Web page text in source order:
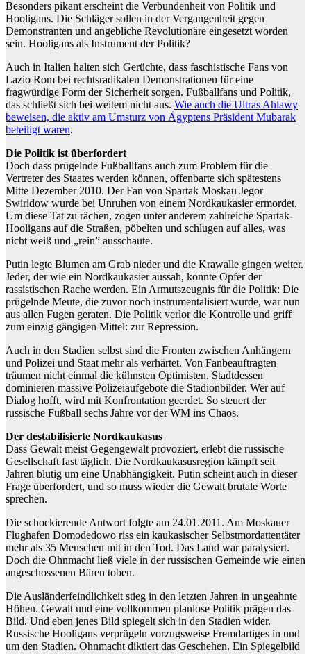
Besonders pikant erscheint die Verbundenheit von Politik und
Hooligans. Die Schläger sollen in der Vergangenheit gegen
Demonstranten und angebliche Revolutionäre eingesetzt worden
sein. Hooligans als Instrument der Politik?
Auch in Italien halten sich Gerüchte, dass faschistische Fans von
Lazio Rom bei rechtsradikalen Demonstrationen für eine
fragwürdige Form der Sicherheit sorgen. Fußballfans und Politik,
das schließt sich bei weitem nicht aus. Wie auch die Ultras Ahlawy
beweisen, die aktiv am Umsturz von Ägyptens Präsident Mubarak
beteiligt waren.
Die Politik ist überfordert
Doch dass prügelnde Fußballfans auch zum Problem für die
Vertreter des Staates werden können, offenbarte sich spätestens
Mitte Dezember 2010. Der Fan von Spartak Moskau Jegor
Swiridow wurde bei Unruhen von einem Nordkaukasier ermordet.
Um diese Tat zu rächen, zogen unter anderem zahlreiche Spartak-
Hooligans auf die Straßen, pöbelten und schlugen auf alles, was
nicht weiß und „rein” ausschaute.
Putin legte Blumen am Grab nieder und die Krawalle gingen weiter.
Jeder, der wie ein Nordkaukasier aussah, konnte Opfer der
rassistischen Rache werden. Ein Armutszeugnis für die Politik: Die
prügelnde Meute, die zuvor noch instrumentalisiert wurde, war nun
aus allen Fugen geraten. Die Politik verlor die Kontrolle und griff
zum einzig gängigen Mittel: zur Repression.
Auch in den Stadien selbst sind die Fronten zwischen Anhängern
und Polizei und Staat mehr als verhärtet. Von Fanbeauftragten
träumen nicht einmal die kühnsten Optimisten. Stadtdessen
dominieren massive Polizeiaufgebote die Stadionbilder. Wer auf
Dialog hofft, wird mit Konfrontation geerdet. So steuert der
russische Fußball sechs Jahre vor der WM ins Chaos.
Der destabilisierte Nordkaukasus
Dass Gewalt meist Gegengewalt provoziert, erlebt die russische
Gesellschaft fast täglich. Die Nordkaukasusregion kämpft seit
Jahren blutig um eine Unabhängigkeit. Putin scheint auch in dieser
Frage überfordert, und so muss wieder die Gewalt brutale Worte
sprechen.
Die schockierende Antwort folgte am 24.01.2011. Am Moskauer
Flughafen Domodedowo riss ein kaukasischer Selbstmordattentäter
mehr als 35 Menschen mit in den Tod. Das Land war paralysiert.
Doch die Ohnmacht ließ viele in der russischen Gemeinde wie einen
angeschossenen Bären toben.
Die Ausländerfeindlichkeit stieg in den letzten Jahren in ungeahnte
Höhen. Gewalt und eine vollkommen planlose Politik prägen das
Bild. Und eben jenes Bild spiegelt sich in den Stadien wider.
Russische Hooligans verprügeln vorzugsweise Fremdartiges in und
um den Stadien. Ohnmacht diktiert das Geschehen. Ein Spiegelbild